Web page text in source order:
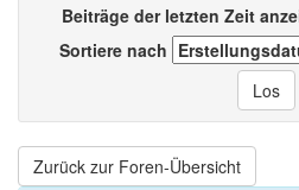
Beiträge der letzten Zeit
Sortiere nach
Zurück zur Foren-Übersicht